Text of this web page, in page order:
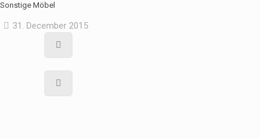
Sonstige Möbel
31. December 2015